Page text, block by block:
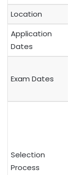
Location
Application
Dates
Exam Dates
Selection
Process